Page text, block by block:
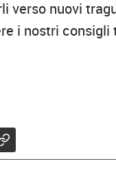
verso nuovi
i nostri